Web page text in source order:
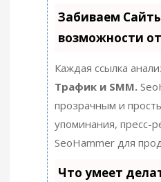
Забиваем
возможности
Каждая ссылка
Трафик и SMM.
прозрачным и
упоминания, пресс-
SeoHammer для
Что умеет